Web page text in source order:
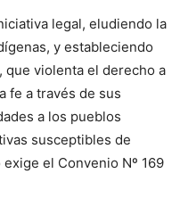
legal, eludiendo la
y estableciendo
que violenta el derecho a
fe a través de sus
a los pueblos
susceptibles de
el Convenio Nº 169